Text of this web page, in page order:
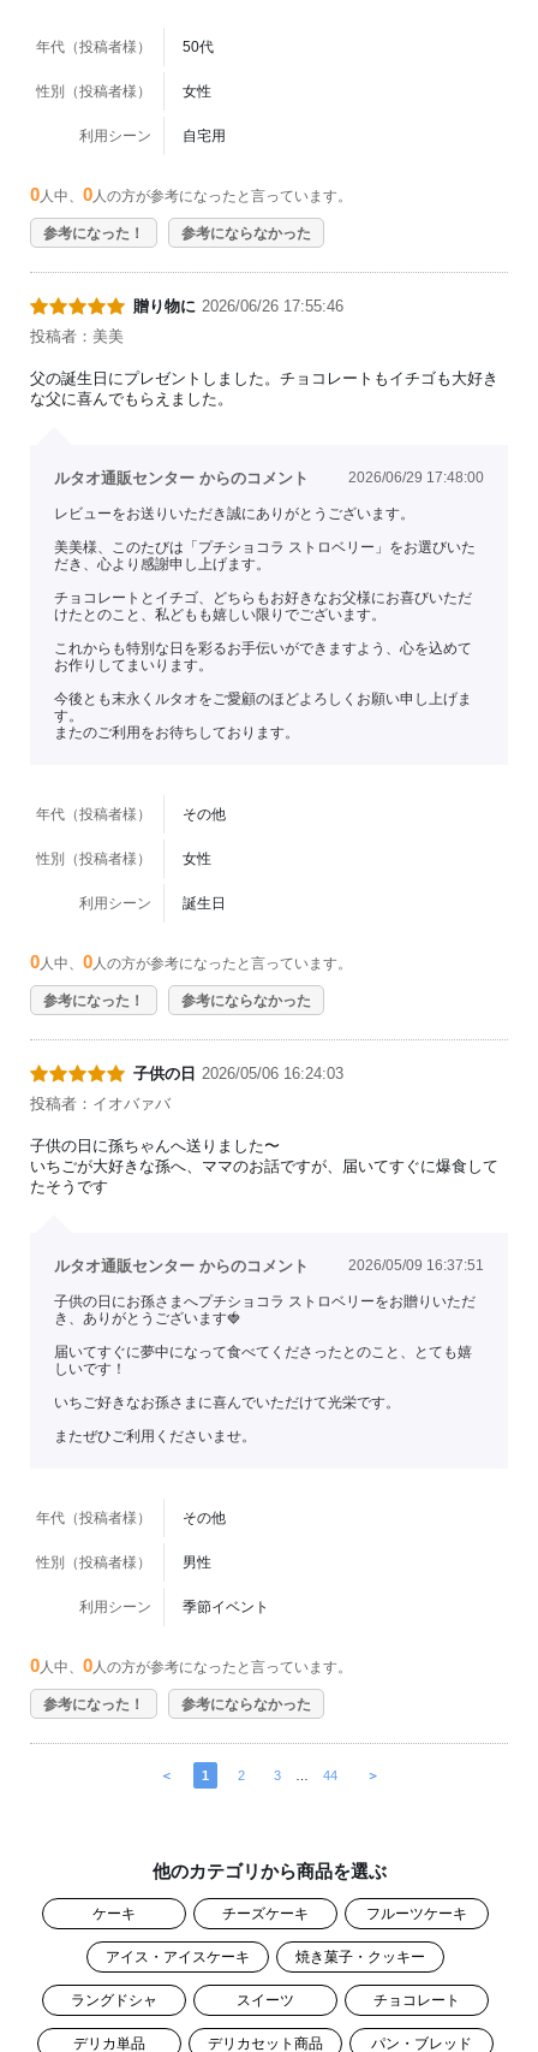
年代（投稿者様） 50代
性別（投稿者様） 女性
利用シーン 自宅用
0 人中、 0 人の方が参考になったと言っています。
参考になった！ 参考にならなかった
贈り物に 2026/06/26 17:55:46
投稿者：美美
父の誕生日にプレゼントしました。チョコレートもイチゴも大好き
な父に喜んでもらえました。
ルタオ通販センター からのコメント 2026/06/29 17:48:00
レビューをお送りいただき誠にありがとうございます。
美美様、このたびは「プチショコラ ストロベリー」をお選びいた
だき、心より感謝申し上げます。
チョコレートとイチゴ、どちらもお好きなお父様にお喜びいただ
けたとのこと、私どもも嬉しい限りでございます。
これからも特別な日を彩るお手伝いができますよう、心を込めて
お作りしてまいります。
今後とも末永くルタオをご愛顧のほどよろしくお願い申し上げま
す。
またのご利用をお待ちしております。
年代（投稿者様） その他
性別（投稿者様） 女性
利用シーン 誕生日
0 人中、 0 人の方が参考になったと言っています。
参考になった！ 参考にならなかった
子供の日 2026/05/06 16:24:03
投稿者：イオバァバ
子供の日に孫ちゃんへ送りました〜
いちごが大好きな孫へ、ママのお話ですが、届いてすぐに爆食して
たそうです
ルタオ通販センター からのコメント 2026/05/09 16:37:51
子供の日にお孫さまへプチショコラ ストロベリーをお贈りいただ
き、ありがとうございます🍓
届いてすぐに夢中になって食べてくださったとのこと、とても嬉
しいです！
いちご好きなお孫さまに喜んでいただけて光栄です。
またぜひご利用くださいませ。
年代（投稿者様） その他
性別（投稿者様） 男性
利用シーン 季節イベント
0 人中、 0 人の方が参考になったと言っています。
参考になった！ 参考にならなかった
＜ 1 2 3 44 ＞
他のカテゴリから商品を選ぶ
ケーキ チーズケーキ フルーツケーキ
アイス・アイスケーキ 焼き菓子・クッキー
ラングドシャ スイーツ チョコレート
デリカ単品 デリカセット商品 パン・ブレッド